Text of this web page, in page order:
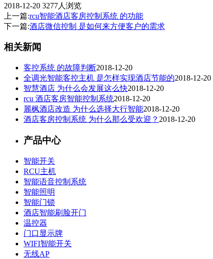
2018-12-20 3277人浏览
上一篇:rcu智能酒店客房控制系统 的功能
下一篇:酒店微信控制 是如何来方便客户的需求
相关新闻
客控系统 的故障判断2018-12-20
全调光智能客控主机 是怎样实现酒店节能的2018-12-20
智慧酒店 为什么会发展这么快2018-12-20
rcu 酒店客房智能控制系统2018-12-20
麗枫酒店改造 为什么选择大行智能2018-12-20
酒店客房控制系统 为什么那么受欢迎？ 2018-12-20
产品中心
智能开关
RCU主机
智能语音控制系统
智能照明
智能门锁
酒店智能刷脸开门
温控器
门口显示牌
WIFI智能开关
无线AP